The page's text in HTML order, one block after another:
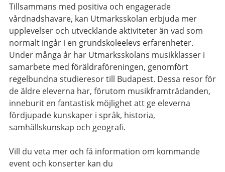
Tillsammans med positiva och engagerade
vårdnadshavare, kan Utmarksskolan erbjuda mer
upplevelser och utvecklande aktiviteter än vad som
normalt ingår i en grundskoleelevs erfarenheter.
Under många år har Utmarksskolans musikklasser i
samarbete med föräldraföreningen, genomfört
regelbundna studieresor till Budapest. Dessa resor för
de äldre eleverna har, förutom musikframträdanden,
inneburit en fantastisk möjlighet att ge eleverna
fördjupade kunskaper i språk, historia,
samhällskunskap och geografi.
Vill du veta mer och få information om kommande
event och konserter kan du